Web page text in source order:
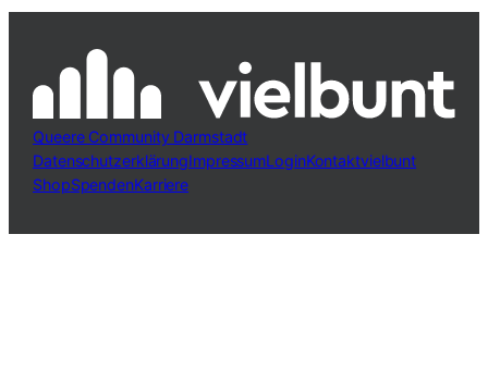
Queere Community Darmstadt
DatenschutzerklärungImpressumLoginKontaktvielbunt
ShopSpendenKarriere